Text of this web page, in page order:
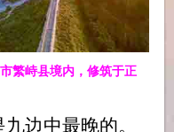
繁峙县境内，修筑于正
边中最晚的。